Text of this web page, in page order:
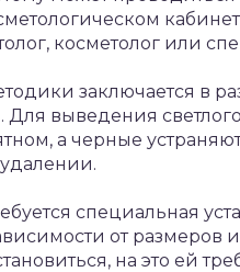
косметолог или
заключается в
Для выведения
а черные
специальная
от размеров
на это ей